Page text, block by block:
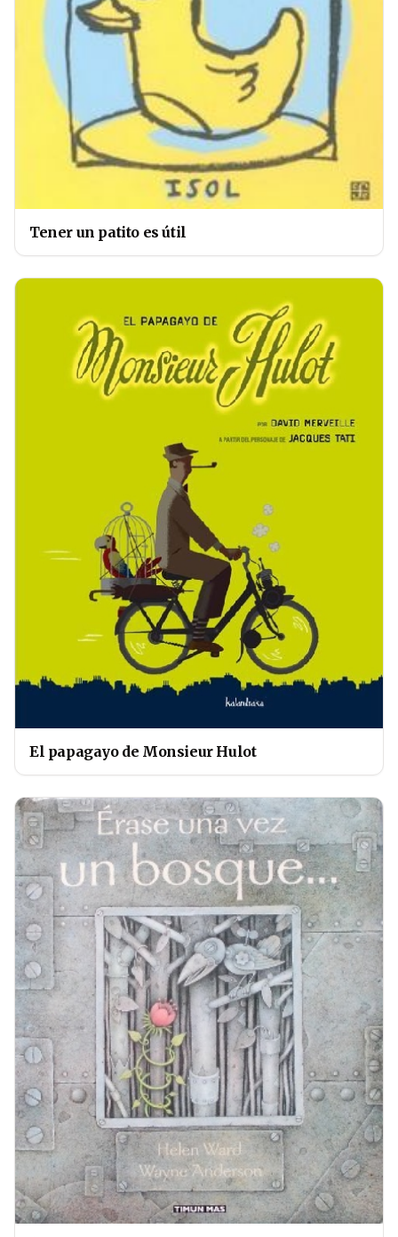
Tener un patito es útil
El papagayo de Monsieur Hulot